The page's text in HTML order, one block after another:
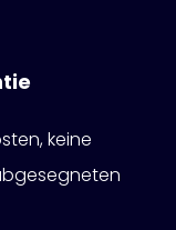
keine